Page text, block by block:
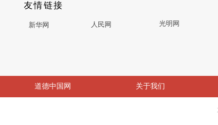
道德中国网 关于我们
友情链接
新华网 人民网 光明网